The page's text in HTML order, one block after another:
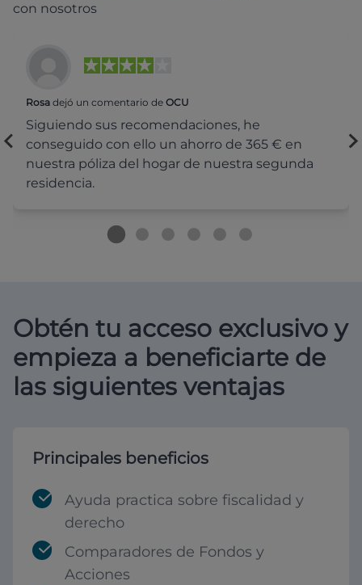
con nosotros
Rosa dejó un comentario de OCU
Siguiendo sus recomendaciones, he
conseguido con ello un ahorro de 365 € en
nuestra póliza del hogar de nuestra segunda
residencia.
Obtén tu acceso exclusivo y
empieza a beneficiarte de
las siguientes ventajas
Principales beneficios
Ayuda practica sobre fiscalidad y
derecho
Comparadores de Fondos y
Acciones